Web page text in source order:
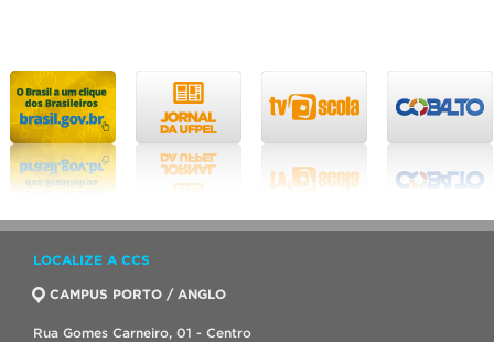
LOCALIZE A CCS
CAMPUS PORTO / ANGLO
Rua Gomes Carneiro, 01 - Centro